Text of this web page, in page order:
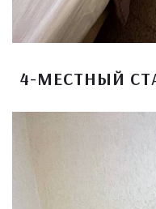
4-МЕСТНЫЙ